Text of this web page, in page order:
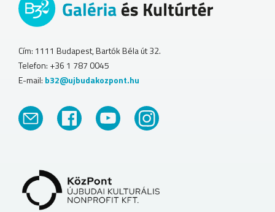
Cím: 1111 Budapest, Bartók Béla út 32.
Telefon: +36 1 787 0045
E-mail: b32@ujbudakozpont.hu